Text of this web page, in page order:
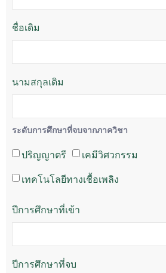
ชื่อเดิม
นามสกุลเดิม
ระดับการศึกษาที่จบจากภาควิชา
ปริญญาตรี เคมีวิศวกรรม
เทคโนโลยีทางเชื้อเพลิง
ปีการศึกษาที่เข้า
ปีการศึกษาที่จบ